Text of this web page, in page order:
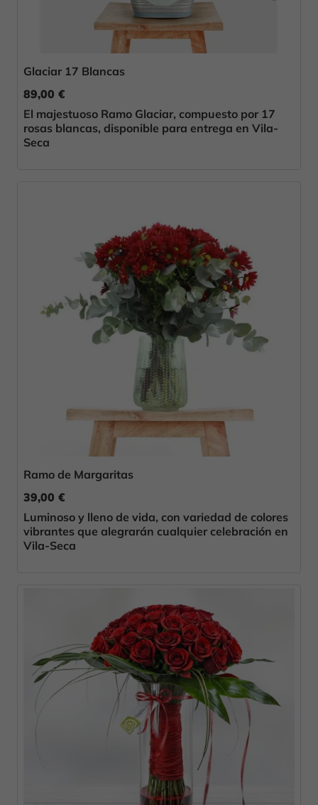
Glaciar 17 Blancas
89,00 €
El majestuoso Ramo Glaciar, compuesto por 17
rosas blancas, disponible para entrega en Vila-
Seca
Ramo de Margaritas
39,00 €
Luminoso y lleno de vida, con variedad de colores
vibrantes que alegrarán cualquier celebración en
Vila-Seca